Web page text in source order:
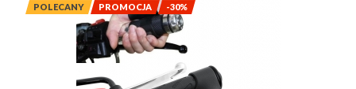
POLECANY PROMOCJA -30%